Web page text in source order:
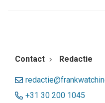
Contact Redactie
+31 30 200 1045